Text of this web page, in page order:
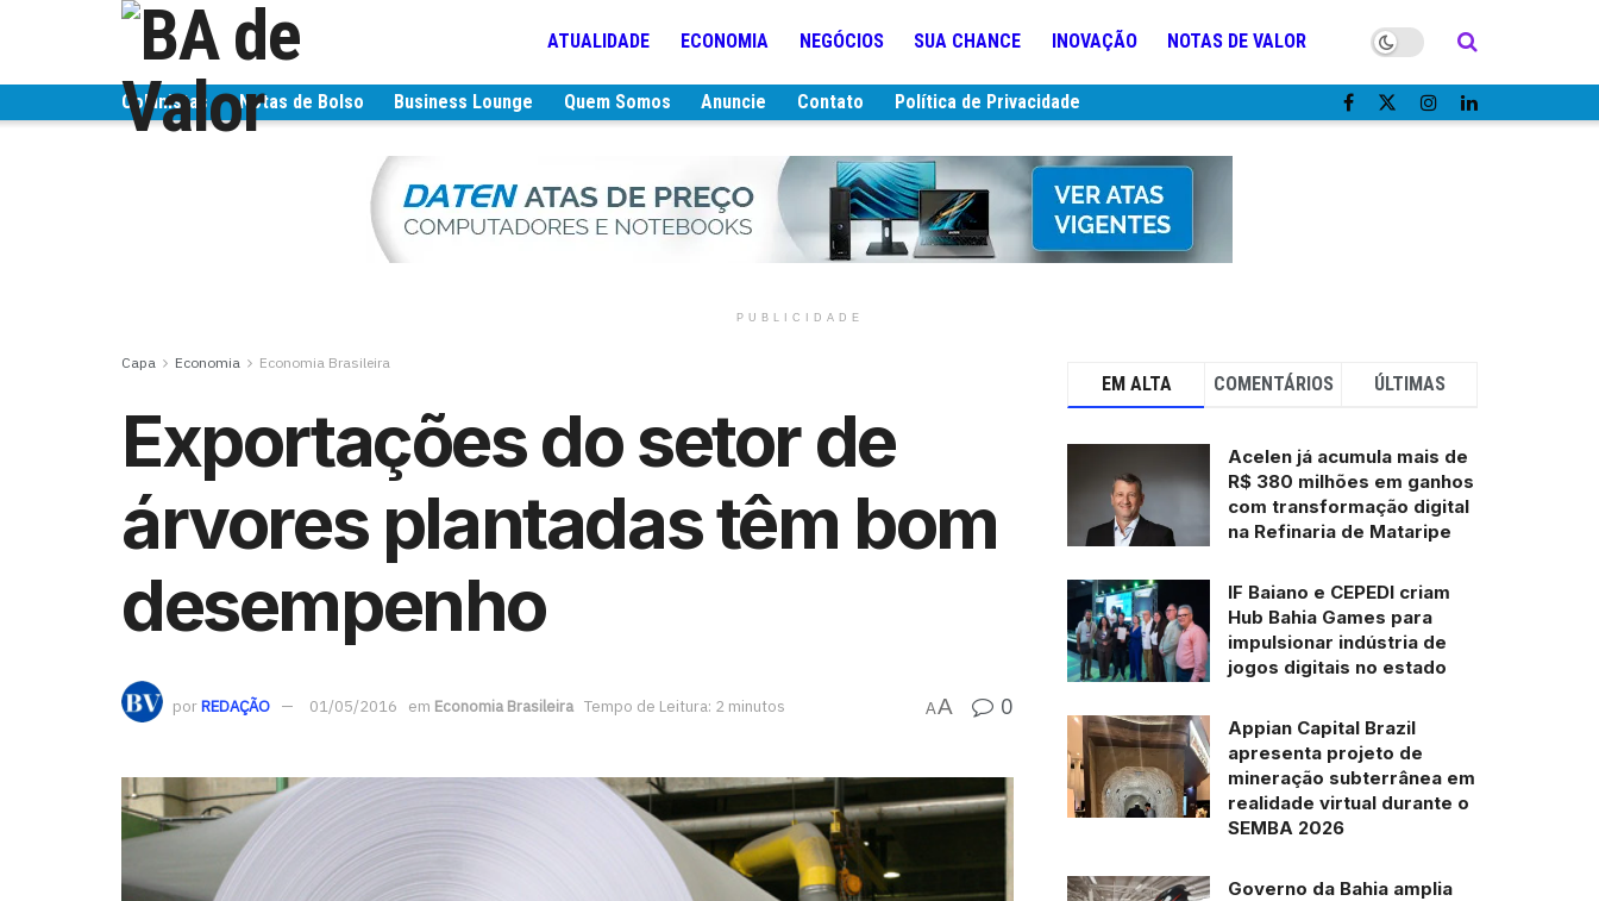
ATUALIDADE ECONOMIA NEGÓCIOS SUA CHANCE INOVAÇÃO NOTAS DE VALOR
Colunistas Notas de Bolso Business Lounge Quem Somos Anuncie Contato Política de Privacidade
PUBLICIDADE
Capa Economia Economia Brasileira
Exportações do setor de
árvores plantadas têm bom
desempenho
porREDAÇÃO 01/05/2016 em Economia Brasileira Tempo de Leitura: 2 minutos AA 0
EM ALTA COMENTÁRIOS ÚLTIMAS
Acelen já acumula mais de
R$ 380 milhões em ganhos
com transformação digital
na Refinaria de Mataripe
IF Baiano e CEPEDI criam
Hub Bahia Games para
impulsionar indústria de
jogos digitais no estado
Appian Capital Brazil
apresenta projeto de
mineração subterrânea em
realidade virtual durante o
SEMBA 2026
Governo da Bahia amplia